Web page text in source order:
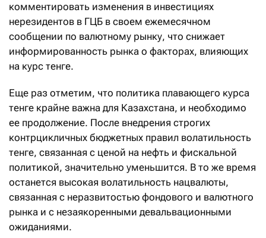
комментировать изменения в инвестициях
нерезидентов в ГЦБ в своем ежемесячном
сообщении по валютному рынку, что снижает
информированность рынка о факторах, влияющих
на курс тенге.
Еще раз отметим, что политика плавающего курса
тенге крайне важна для Казахстана, и необходимо
ее продолжение. После внедрения строгих
контрцикличных бюджетных правил волатильность
тенге, связанная с ценой на нефть и фискальной
политикой, значительно уменьшится. В то же время
останется высокая волатильность нацвалюты,
связанная с неразвитостью фондового и валютного
рынка и с незаякоренными девальвационными
ожиданиями.